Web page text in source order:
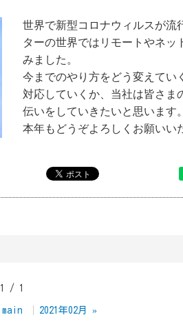
世界で新型コロナウィルスが流
ターの世界ではリモートやネッ
みました。
今までのやり方をどう変えてい
対応していくか、当社は皆さま
伝いをしていきたいと思います。
本年もどうぞよろしくお願いい
1 / 1
main 2021年02月 »